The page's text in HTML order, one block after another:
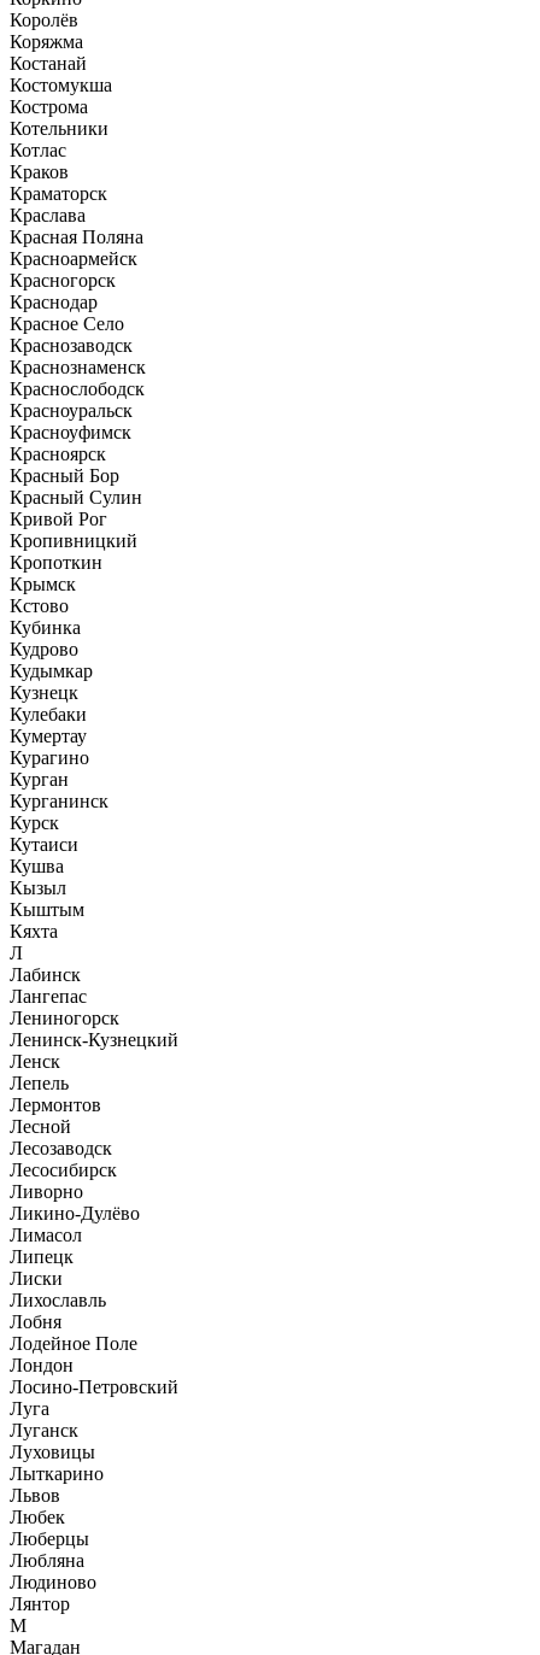
Королёв
Коряжма
Костанай
Костомукша
Кострома
Котельники
Котлас
Краков
Краматорск
Краслава
Красная Поляна
Красноармейск
Красногорск
Краснодар
Красное Село
Краснозаводск
Краснознаменск
Краснослободск
Красноуральск
Красноуфимск
Красноярск
Красный Бор
Красный Сулин
Кривой Рог
Кропивницкий
Кропоткин
Крымск
Кстово
Кубинка
Кудрово
Кудымкар
Кузнецк
Кулебаки
Кумертау
Курагино
Курган
Курганинск
Курск
Кутаиси
Кушва
Кызыл
Кыштым
Кяхта
Л
Лабинск
Лангепас
Лениногорск
Ленинск-Кузнецкий
Ленск
Лепель
Лермонтов
Лесной
Лесозаводск
Лесосибирск
Ливорно
Ликино-Дулёво
Лимасол
Липецк
Лиски
Лихославль
Лобня
Лодейное Поле
Лондон
Лосино-Петровский
Луга
Луганск
Луховицы
Лыткарино
Львов
Любек
Люберцы
Любляна
Людиново
Лянтор
М
Магадан